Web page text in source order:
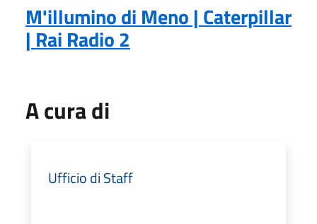
M'illumino di Meno | Caterpillar
| Rai Radio 2
A cura di
Ufficio di Staff